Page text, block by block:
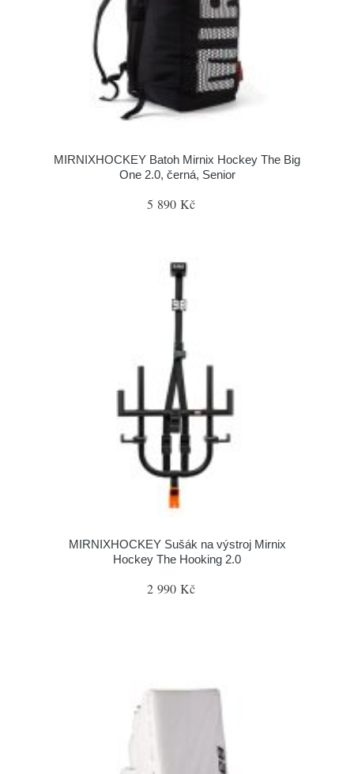
MIRNIXHOCKEY Batoh Mirnix Hockey The Big
One 2.0, černá, Senior
5 890 Kč
MIRNIXHOCKEY Sušák na výstroj Mirnix
Hockey The Hooking 2.0
2 990 Kč